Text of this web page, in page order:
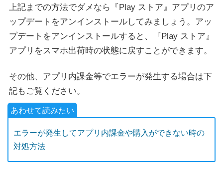
上記までの方法でダメなら『Play ストア』アプリのア
ップデートをアンインストールしてみましょう。アッ
プデートをアンインストールすると、『Play ストア』
アプリをスマホ出荷時の状態に戻すことができます。
その他、アプリ内課金等でエラーが発生する場合は下
記もご覧ください。
エラーが発生してアプリ内課金や購入ができない時の
対処方法